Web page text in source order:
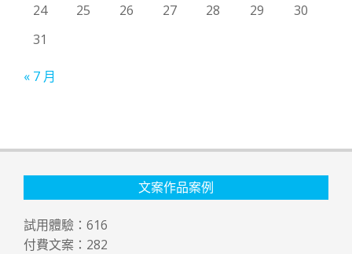
24
25 26 27 28 29
30
31
« 7 月
文案作品案例
試用體驗： 616
付費文案： 282